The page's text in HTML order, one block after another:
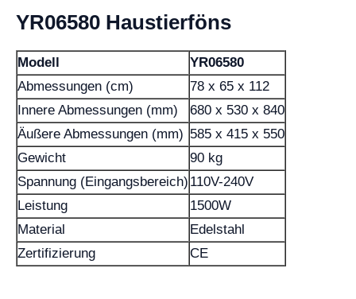
YR06580 Haustierföns
Modell
YR06580
Abmessungen (cm)
78 x 65 x 112
Innere Abmessungen (mm)
680 x 530 x 840
Äußere Abmessungen (mm) 585 x 415 x 550
Gewicht
90 kg
Spannung (Eingangsbereich) 110V-240V
Leistung
1500W
Material
Edelstahl
Zertifizierung
CE